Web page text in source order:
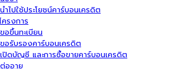
ำไปใช้ประโยชน์คาร์บอนเครดิต
รงการ
อขึ้นทะเบียน
อรับรองคาร์บอนเครดิต
ปิดบัญชี และการซื้อขายคาร์บอนเครดิต
ออายุ